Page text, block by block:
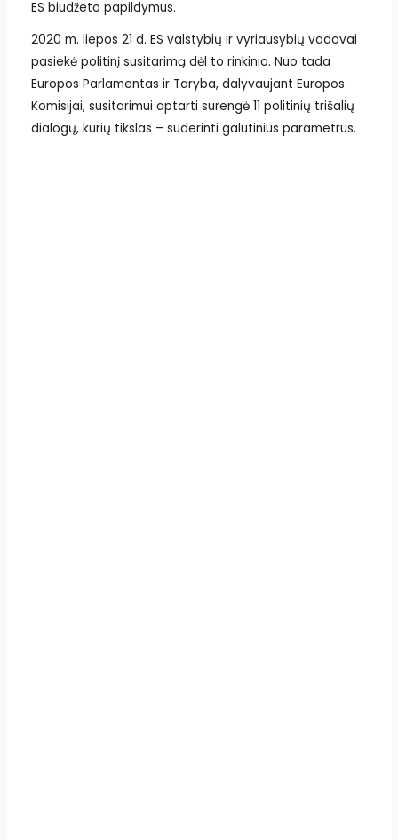
ES biudžeto papildymus.
2020 m. liepos 21 d. ES valstybių ir vyriausybių vadovai
pasiekė politinį susitarimą dėl to rinkinio. Nuo tada
Europos Parlamentas ir Taryba, dalyvaujant Europos
Komisijai, susitarimui aptarti surengė 11 politinių trišalių
dialogų, kurių tikslas – suderinti galutinius parametrus.